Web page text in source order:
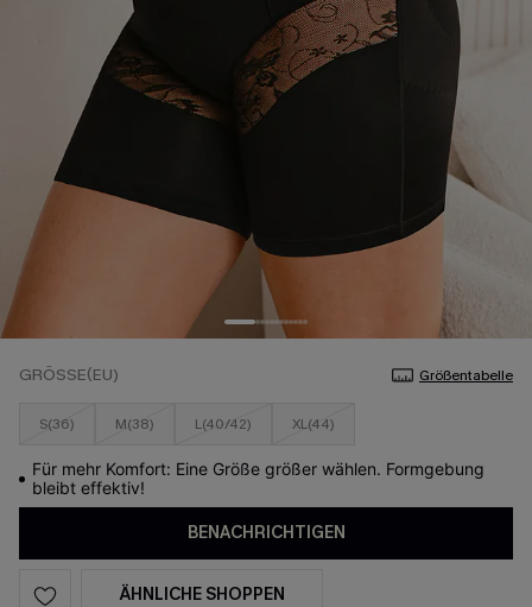
GRÖSSE(EU) Größentabelle
S(36) M(38) L(40/42) XL(44)
Für mehr Komfort: Eine Größe größer wählen. Formgebung
bleibt effektiv!
BENACHRICHTIGEN
ÄHNLICHE SHOPPEN